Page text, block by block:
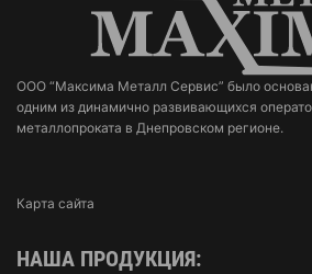
ООО “Максима Металл Сервис” было
одним из динамично развивающихся
металлопроката в Днепровском регионе.
Карта сайта
НАША ПРОДУКЦИЯ: